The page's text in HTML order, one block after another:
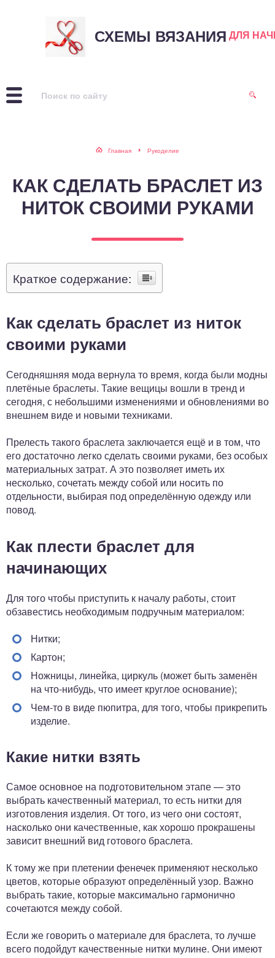
СХЕМЫ ВЯЗАНИЯ ДЛЯ
Главная Рукоделие
КАК СДЕЛАТЬ БРАСЛЕТ ИЗ
НИТОК СВОИМИ РУКАМИ
Краткое содержание:
Как сделать браслет из ниток
своими руками
Сегодняшняя мода вернула то время, когда были модны
плетёные браслеты. Такие вещицы вошли в тренд и
сегодня, с небольшими изменениями и обновлениями во
внешнем виде и новыми техниками.
Прелесть такого браслета заключается ещё и в том, что
его достаточно легко сделать своими руками, без особых
материальных затрат. А это позволяет иметь их
несколько, сочетать между собой или носить по
отдельности, выбирая под определённую одежду или
повод.
Как плести браслет для
начинающих
Для того чтобы приступить к началу работы, стоит
обзавестись необходимым подручным материалом:
Нитки;
Картон;
Ножницы, линейка, циркуль (может быть заменён
на что-нибудь, что имеет круглое основание);
Чем-то в виде пюпитра, для того, чтобы прикрепить
изделие.
Какие нитки взять
Самое основное на подготовительном этапе — это
выбрать качественный материал, то есть нитки для
изготовления изделия. От того, из чего они состоят,
насколько они качественные, как хорошо прокрашены
зависит внешний вид готового браслета.
К тому же при плетении фенечек применяют несколько
цветов, которые образуют определённый узор. Важно
выбрать такие, которые максимально гармонично
сочетаются между собой.
Если же говорить о материале для браслета, то лучше
всего подойдут качественные нитки мулине. Они имеют